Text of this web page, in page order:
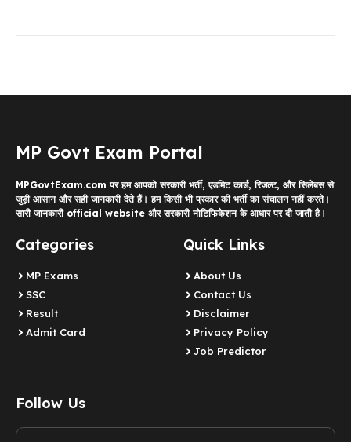
MP Govt Exam Portal
MPGovtExam.com पर हम आपको सरकारी भर्ती, एडमिट कार्ड, रिजल्ट, और सिलेबस से
जुड़ी आसान और सही जानकारी देते हैं। हम किसी भी प्रकार की भर्ती का संचालन नहीं करते।
सारी जानकारी official website और सरकारी नोटिफिकेशन के आधार पर दी जाती है।
Categories
MP Exams
SSC
Result
Admit Card
Quick Links
About Us
Contact Us
Disclaimer
Privacy Policy
Job Predictor
Follow Us